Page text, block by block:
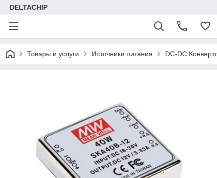
DELTACHIP
Товары и услуги Источники питания DC-DC